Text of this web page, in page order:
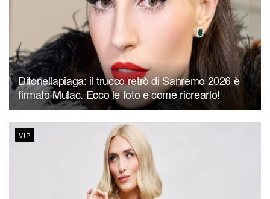
Ditonellapiaga: il trucco retrò di Sanremo 2026 è
firmato Mulac. Ecco le foto e come ricrearlo!
VIP